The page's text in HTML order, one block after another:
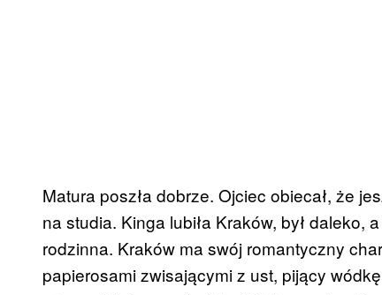
Matura poszła dobrze. Ojciec obiecał, że
na studia. Kinga lubiła Kraków, był daleko,
rodzinna. Kraków ma swój romantyczny
papierosami zwisającymi z ust, pijący